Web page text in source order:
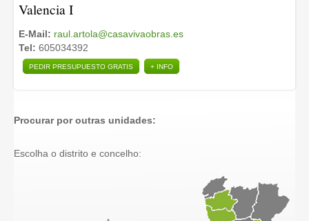
Valencia I
E-Mail: raul.artola@casavivaobras.es
Tel: 605034392
PEDIR PRESUPUESTO GRATIS + INFO
Procurar por outras unidades:
Escolha o distrito e concelho: